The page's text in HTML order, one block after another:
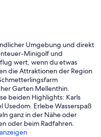
Umgebung und direkt
Minigolf und
wert, wenn du etwas
die Attraktionen der Region
Garten Mellenthin.
beiden Highlights: Karls
Erlebe Wasserspaß
ganz in der Nähe oder
oder beim Radfahren.